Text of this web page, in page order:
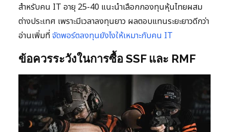
สำหรับคน IT อายุ 25-40 แนะนำเลือกกองทุนหุ้นไทยผสม
ต่างประเทศ เพราะมีเวลาลงทุนยาว ผลตอบแทนระยะยาวดีกว่า
อ่านเพิ่มที่จัดพอร์ตลงทุนยังไงให้เหมาะกับคน IT
ข้อควรระวังในการซื้อ SSF และ RMF